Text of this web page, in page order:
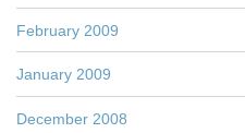
February 2009
January 2009
December 2008